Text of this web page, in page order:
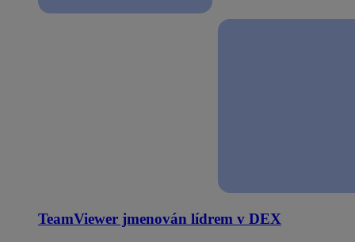
TeamViewer jmenován lídrem v DEX